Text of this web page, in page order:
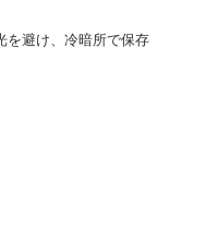
を避け、冷暗所で保存